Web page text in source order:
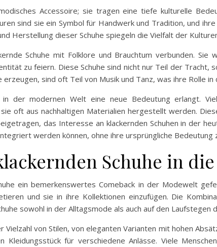
Accessoire; sie tragen eine tiefe kulturelle
sind sie ein Symbol für Handwerk und Tradition, und
Herstellung dieser Schuhe spiegeln die Vielfalt der
Schuhe mit Folklore und Brauchtum verbunden.
zu feiern. Diese Schuhe sind nicht nur Teil der Tracht,
erzeugen, sind oft Teil von Musik und Tanz, was ihre Rolle
in der modernen Welt eine neue Bedeutung erlangt.
oft aus nachhaltigen Materialien hergestellt werden.
das Interesse an klackernden Schuhen in der
werden können, ohne ihre ursprüngliche Bedeutung
Schuhe in
ein bemerkenswertes Comeback in der Modewelt
und sie in ihre Kollektionen einzufügen. Die
sowohl in der Alltagsmode als auch auf den
Vielzahl von Stilen, von eleganten Varianten mit hohen
für verschiedene Anlässe. Viele